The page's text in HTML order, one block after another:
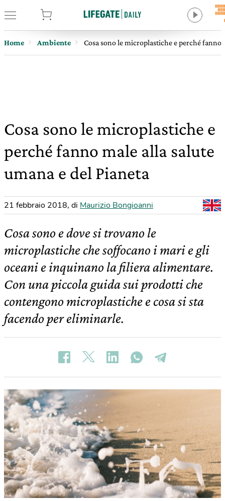
Home Ambiente Cosa sono le microplastiche e perché fanno
Cosa sono le microplastiche e
perché fanno male alla salute
umana e del Pianeta
21 febbraio 2018, di Maurizio Bongioanni
Cosa sono e dove si trovano le
microplastiche che soffocano i mari e gli
oceani e inquinano la filiera alimentare.
Con una piccola guida sui prodotti che
contengono microplastiche e cosa si sta
facendo per eliminarle.